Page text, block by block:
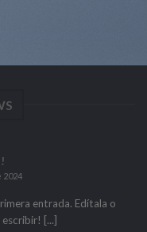
2024
entrada. Edítala o
escribir! [...]